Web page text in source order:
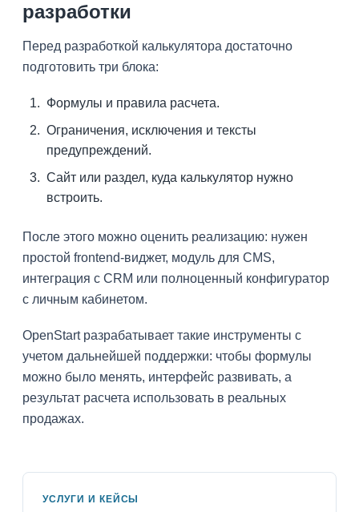
разработки
Перед разработкой калькулятора достаточно
подготовить три блока:
Формулы и правила расчета.
Ограничения, исключения и тексты
предупреждений.
Сайт или раздел, куда калькулятор нужно
встроить.
После этого можно оценить реализацию: нужен
простой frontend-виджет, модуль для CMS,
интеграция с CRM или полноценный конфигуратор
с личным кабинетом.
OpenStart разрабатывает такие инструменты с
учетом дальнейшей поддержки: чтобы формулы
можно было менять, интерфейс развивать, а
результат расчета использовать в реальных
продажах.
УСЛУГИ И КЕЙСЫ